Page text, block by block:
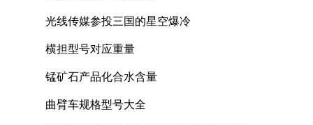
光线传媒参投三国的星空爆冷
横担型号对应重量
锰矿石产品化合水含量
曲臂车规格型号大全